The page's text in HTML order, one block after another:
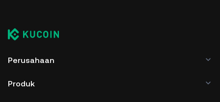
Perusahaan
Produk